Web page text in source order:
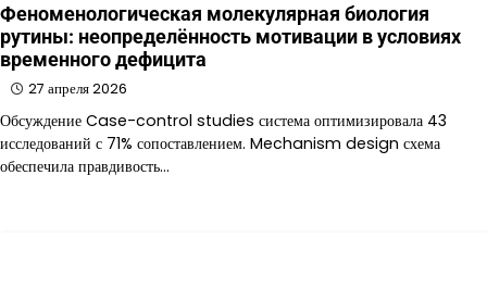
Феноменологическая молекулярная биология
рутины: неопределённость мотивации в условиях
временного дефицита
27 апреля 2026
Обсуждение Case-control studies система оптимизировала 43
исследований с 71% сопоставлением. Mechanism design схема
обеспечила правдивость…